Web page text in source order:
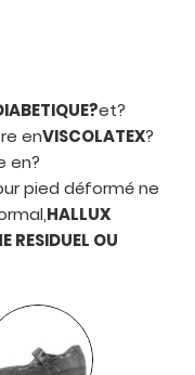
et?
enVISCOLATEX?
en?
pied déformé ne
HALLUX
RESIDUEL OU